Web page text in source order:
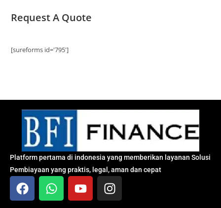
Request A Quote
[sureforms id='795']
Platform pertama di indonesia yang memberikan layanan Solusi
Pembiayaan yang praktis, legal, aman dan cepat